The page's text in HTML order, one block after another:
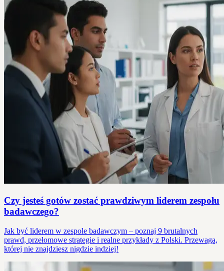
Czy jesteś gotów zostać prawdziwym liderem zespołu
badawczego?
Jak być liderem w zespole badawczym – poznaj 9 brutalnych
prawd, przełomowe strategie i realne przykłady z Polski. Przewaga,
której nie znajdziesz nigdzie indziej!